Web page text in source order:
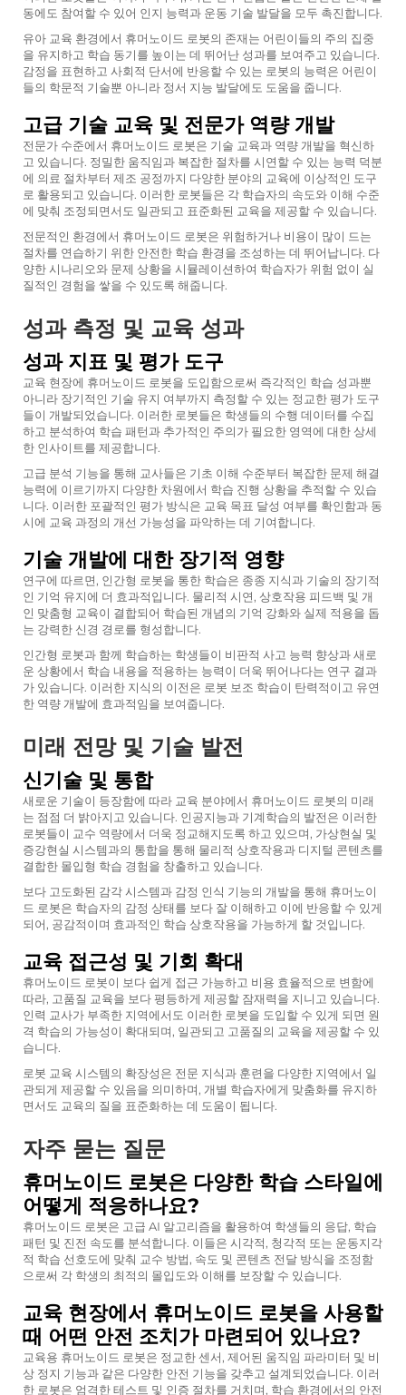
동에도 참여할 수 있어 인지 능력과 운동 기술 발달을 모두 촉진합니다.
유아 교육 환경에서 휴머노이드 로봇의 존재는 어린이들의 주의 집중
을 유지하고 학습 동기를 높이는 데 뛰어난 성과를 보여주고 있습니다.
감정을 표현하고 사회적 단서에 반응할 수 있는 로봇의 능력은 어린이
들의 학문적 기술뿐 아니라 정서 지능 발달에도 도움을 줍니다.
고급 기술 교육 및 전문가 역량 개발
전문가 수준에서 휴머노이드 로봇은 기술 교육과 역량 개발을 혁신하
고 있습니다. 정밀한 움직임과 복잡한 절차를 시연할 수 있는 능력 덕분
에 의료 절차부터 제조 공정까지 다양한 분야의 교육에 이상적인 도구
로 활용되고 있습니다. 이러한 로봇들은 각 학습자의 속도와 이해 수준
에 맞춰 조정되면서도 일관되고 표준화된 교육을 제공할 수 있습니다.
전문적인 환경에서 휴머노이드 로봇은 위험하거나 비용이 많이 드는
절차를 연습하기 위한 안전한 학습 환경을 조성하는 데 뛰어납니다. 다
양한 시나리오와 문제 상황을 시뮬레이션하여 학습자가 위험 없이 실
질적인 경험을 쌓을 수 있도록 해줍니다.
성과 측정 및 교육 성과
성과 지표 및 평가 도구
교육 현장에 휴머노이드 로봇을 도입함으로써 즉각적인 학습 성과뿐
아니라 장기적인 기술 유지 여부까지 측정할 수 있는 정교한 평가 도구
들이 개발되었습니다. 이러한 로봇들은 학생들의 수행 데이터를 수집
하고 분석하여 학습 패턴과 추가적인 주의가 필요한 영역에 대한 상세
한 인사이트를 제공합니다.
고급 분석 기능을 통해 교사들은 기초 이해 수준부터 복잡한 문제 해결
능력에 이르기까지 다양한 차원에서 학습 진행 상황을 추적할 수 있습
니다. 이러한 포괄적인 평가 방식은 교육 목표 달성 여부를 확인함과 동
시에 교육 과정의 개선 가능성을 파악하는 데 기여합니다.
기술 개발에 대한 장기적 영향
연구에 따르면, 인간형 로봇을 통한 학습은 종종 지식과 기술의 장기적
인 기억 유지에 더 효과적입니다. 물리적 시연, 상호작용 피드백 및 개
인 맞춤형 교육이 결합되어 학습된 개념의 기억 강화와 실제 적용을 돕
는 강력한 신경 경로를 형성합니다.
인간형 로봇과 함께 학습하는 학생들이 비판적 사고 능력 향상과 새로
운 상황에서 학습 내용을 적용하는 능력이 더욱 뛰어나다는 연구 결과
가 있습니다. 이러한 지식의 이전은 로봇 보조 학습이 탄력적이고 유연
한 역량 개발에 효과적임을 보여줍니다.
미래 전망 및 기술 발전
신기술 및 통합
새로운 기술이 등장함에 따라 교육 분야에서 휴머노이드 로봇의 미래
는 점점 더 밝아지고 있습니다. 인공지능과 기계학습의 발전은 이러한
로봇들이 교수 역량에서 더욱 정교해지도록 하고 있으며, 가상현실 및
증강현실 시스템과의 통합을 통해 물리적 상호작용과 디지털 콘텐츠를
결합한 몰입형 학습 경험을 창출하고 있습니다.
보다 고도화된 감각 시스템과 감정 인식 기능의 개발을 통해 휴머노이
드 로봇은 학습자의 감정 상태를 보다 잘 이해하고 이에 반응할 수 있게
되어, 공감적이며 효과적인 학습 상호작용을 가능하게 할 것입니다.
교육 접근성 및 기회 확대
휴머노이드 로봇이 보다 쉽게 접근 가능하고 비용 효율적으로 변함에
따라, 고품질 교육을 보다 평등하게 제공할 잠재력을 지니고 있습니다.
인력 교사가 부족한 지역에서도 이러한 로봇을 도입할 수 있게 되면 원
격 학습의 가능성이 확대되며, 일관되고 고품질의 교육을 제공할 수 있
습니다.
로봇 교육 시스템의 확장성은 전문 지식과 훈련을 다양한 지역에서 일
관되게 제공할 수 있음을 의미하며, 개별 학습자에게 맞춤화를 유지하
면서도 교육의 질을 표준화하는 데 도움이 됩니다.
자주 묻는 질문
휴머노이드 로봇은 다양한 학습 스타일에
어떻게 적응하나요?
휴머노이드 로봇은 고급 AI 알고리즘을 활용하여 학생들의 응답, 학습
패턴 및 진전 속도를 분석합니다. 이들은 시각적, 청각적 또는 운동지각
적 학습 선호도에 맞춰 교수 방법, 속도 및 콘텐츠 전달 방식을 조정함
으로써 각 학생의 최적의 몰입도와 이해를 보장할 수 있습니다.
교육 현장에서 휴머노이드 로봇을 사용할
때 어떤 안전 조치가 마련되어 있나요?
교육용 휴머노이드 로봇은 정교한 센서, 제어된 움직임 파라미터 및 비
상 정지 기능과 같은 다양한 안전 기능을 갖추고 설계되었습니다. 이러
한 로봇은 엄격한 테스트 및 인증 절차를 거치며, 학습 환경에서의 안전